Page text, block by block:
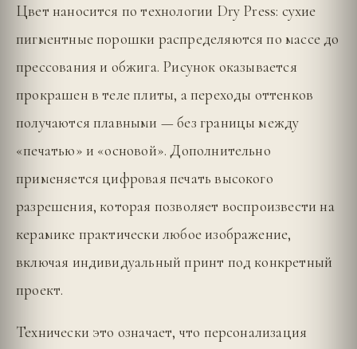
Цвет наносится по технологии Dry Press: сухие
пигментные порошки распределяются по массе до
прессования и обжига. Рисунок оказывается
прокрашен в теле плиты, а переходы оттенков
получаются плавными — без границы между
«печатью» и «основой». Дополнительно
применяется цифровая печать высокого
разрешения, которая позволяет воспроизвести на
керамике практически любое изображение,
включая индивидуальный принт под конкретный
проект.
Технически это означает, что персонализация